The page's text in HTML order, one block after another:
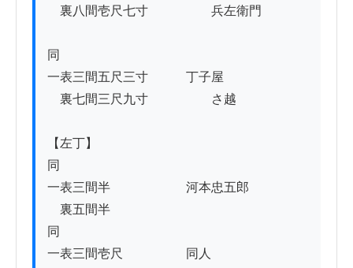
裏八間壱尺七寸　　　　　兵左衛門
同
一表三間五尺三寸　　　丁子屋
裏七間三尺九寸　　　　　さ越
【左丁】
同
一表三間半　　　　　　河本忠五郎
裏五間半
同
一表三間壱尺　　　　　同人